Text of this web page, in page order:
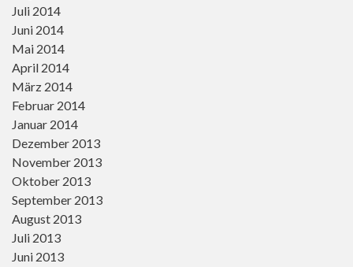
Juli 2014
Juni 2014
Mai 2014
April 2014
März 2014
Februar 2014
Januar 2014
Dezember 2013
November 2013
Oktober 2013
September 2013
August 2013
Juli 2013
Juni 2013